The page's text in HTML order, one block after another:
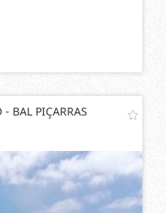
BAL PIÇARRAS